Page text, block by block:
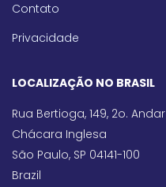
Contato
Privacidade
LOCALIZAÇÃO NO BRASIL
Rua Bertioga, 149, 2o. Andar
Chácara Inglesa
São Paulo, SP 04141-100
Brazil